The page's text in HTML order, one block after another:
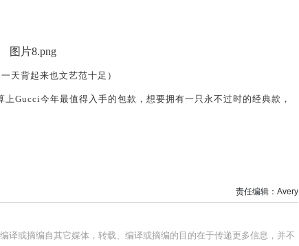
天背起来也文艺范十足 ）
Gucci今年最值得入手的包款，想要拥有一只永不过时的经典款，
责任编辑：Avery
译或摘编自其它媒体，转载、编译或摘编的目的在于传递更多信息，并不